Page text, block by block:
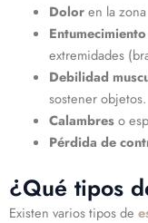
Doloren la zona
Entumecimiento
extremidades
Debilidad
sostener objetos.
Calambreso
Pérdida de
¿Qué tipos
Existen varios tipos de